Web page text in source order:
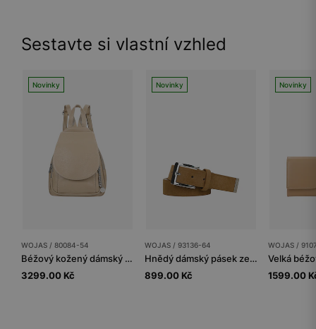
Sestavte si vlastní vzhled
Novinky
WOJAS / 80084-54
Béžový kožený dámský batoh se stříbrným přívěskem
3299.00 Kč
Novinky
WOJAS / 93136-64
Hnědý dámský pásek ze štípenky
899.00 Kč
Novinky
WOJAS /
1599.00